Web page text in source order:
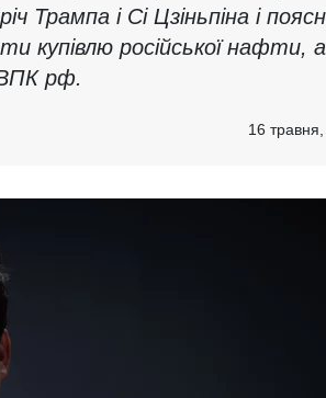
Трампа і Сі Цзіньпіна і
купівлю російської нафти,
рф.
16